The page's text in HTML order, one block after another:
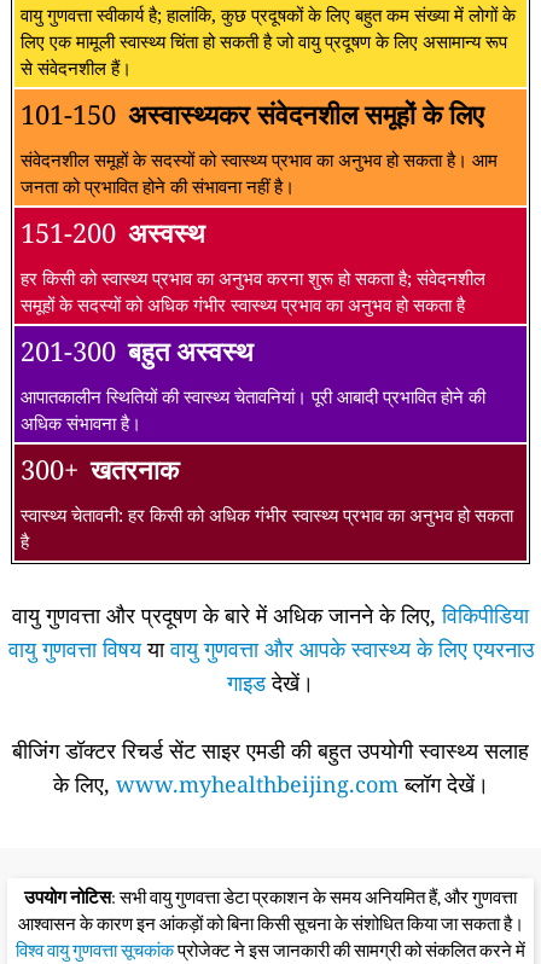
वायु गुणवत्ता स्वीकार्य है; हालांकि, कुछ प्रदूषकों के लिए बहुत कम संख्या में लोगों के
लिए एक मामूली स्वास्थ्य चिंता हो सकती है जो वायु प्रदूषण के लिए असामान्य रूप
से संवेदनशील हैं।
101-150 अस्वास्थ्यकर संवेदनशील समूहों के लिए
संवेदनशील समूहों के सदस्यों को स्वास्थ्य प्रभाव का अनुभव हो सकता है। आम
जनता को प्रभावित होने की संभावना नहीं है।
151-200 अस्वस्थ
हर किसी को स्वास्थ्य प्रभाव का अनुभव करना शुरू हो सकता है; संवेदनशील
समूहों के सदस्यों को अधिक गंभीर स्वास्थ्य प्रभाव का अनुभव हो सकता है
201-300 बहुत अस्वस्थ
आपातकालीन स्थितियों की स्वास्थ्य चेतावनियां। पूरी आबादी प्रभावित होने की
अधिक संभावना है।
300+ खतरनाक
स्वास्थ्य चेतावनी: हर किसी को अधिक गंभीर स्वास्थ्य प्रभाव का अनुभव हो सकता
है
वायु गुणवत्ता और प्रदूषण के बारे में अधिक जानने के लिए,विकिपीडिया
वायु गुणवत्ता विषययावायु गुणवत्ता और आपके स्वास्थ्य के लिए एयरनाउ
गाइडदेखें।
बीजिंग डॉक्टर रिचर्ड सेंट साइर एमडी की बहुत उपयोगी स्वास्थ्य सलाह
के लिए, www.myhealthbeijing.com ब्लॉग देखें।
उपयोग नोटिस: सभी वायु गुणवत्ता डेटा प्रकाशन के समय अनियमित हैं, और गुणवत्ता
आश्वासन के कारण इन आंकड़ों को बिना किसी सूचना के संशोधित किया जा सकता है।
विश्व वायु गुणवत्ता सूचकांकप्रोजेक्ट ने इस जानकारी की सामग्री को संकलित करने में